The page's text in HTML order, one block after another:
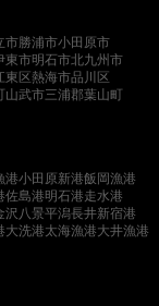
市勝浦市小田原市
東市明石市北九州市
東区熱海市品川区
山武市三浦郡葉山町
港小田原新港飯岡漁港
佐島港明石港走水港
沢八景平潟長井新宿港
大洗港太海漁港大井漁港